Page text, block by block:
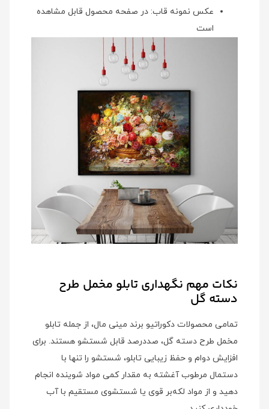
عکس نمونه قاب: در صفحه محصول قابل مشاهده
است
نکات مهم نگهداری تابلو مخمل طرح
دسته گل
تمامی محصولات دکوراتیو برند مینی‌ مال، از جمله تابلو
مخمل طرح دسته گل، صددرصد قابل شستشو هستند. برای
افزایش دوام و حفظ زیبایی تابلو، شستشو را تنها با
دستمال مرطوب آغشته به مقدار کمی مواد شوینده انجام
دهید و از مواد لکه‌بر قوی یا شستشوی مستقیم با آب